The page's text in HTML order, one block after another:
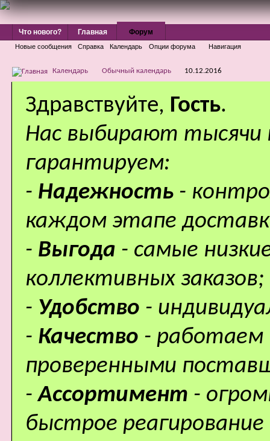
Что нового? Главная Форум
Новые сообщения Справка Календарь Опции форума Навигация
Календарь Обычный календарь 10.12.2016
Здравствуйте, Гость.
Нас выбирают
гарантируем:
- Надежность -
каждом этапе
- Выгода - самые
коллективных заказов;
- Удобство -
- Качество - работаем
проверенными
-Ассортимент -
быстрое